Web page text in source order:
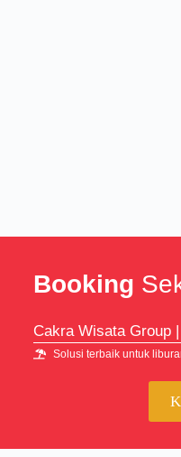
Booking
Cakra Wisata Group
Solusi terbaik untuk